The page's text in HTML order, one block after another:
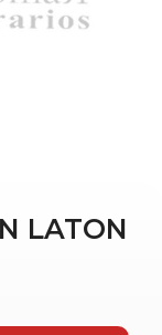
LATON